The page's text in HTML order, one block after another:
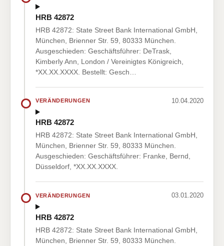
HRB 42872
HRB 42872: State Street Bank International GmbH,
München, Brienner Str. 59, 80333 München.
Ausgeschieden: Geschäftsführer: DeTrask,
Kimberly Ann, London / Vereinigtes Königreich,
*XX.XX.XXXX. Bestellt: Gesch…
VERÄNDERUNGEN 10.04.2020
HRB 42872
HRB 42872: State Street Bank International GmbH,
München, Brienner Str. 59, 80333 München.
Ausgeschieden: Geschäftsführer: Franke, Bernd,
Düsseldorf, *XX.XX.XXXX.
VERÄNDERUNGEN 03.01.2020
HRB 42872
HRB 42872: State Street Bank International GmbH,
München, Brienner Str. 59, 80333 München.